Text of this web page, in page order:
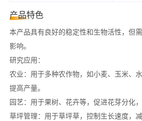
产品特色
本产品具有良好的稳定性和生物活性，但
影响。
研究应用：
农业：用于多种农作物，如小麦、玉米、
提高产量。
园艺：用于果树、花卉等，促进花芽分化
草坪管理：用于草坪草，控制生长速度，减